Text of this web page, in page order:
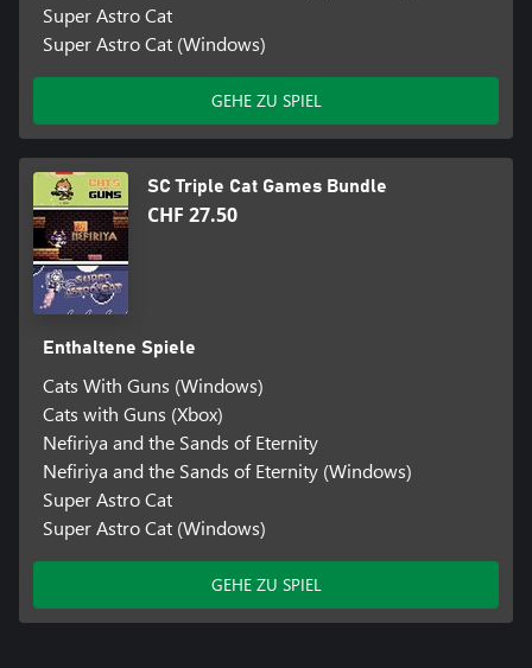
Super Astro Cat
Super Astro Cat (Windows)
GEHE ZU SPIEL
SC Triple Cat Games Bundle
CHF 27.50
Enthaltene Spiele
Cats With Guns (Windows)
Cats with Guns (Xbox)
Nefiriya and the Sands of Eternity
Nefiriya and the Sands of Eternity (Windows)
Super Astro Cat
Super Astro Cat (Windows)
GEHE ZU SPIEL